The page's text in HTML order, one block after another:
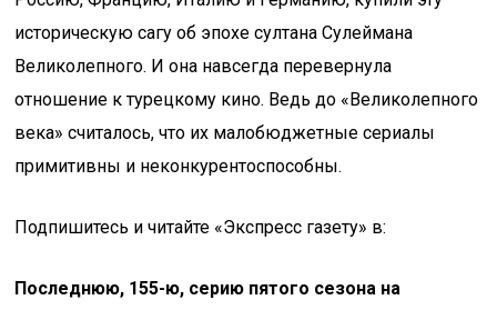
историческую сагу об эпохе султана Сулеймана
Великолепного. И она навсегда перевернула
отношение к турецкому кино. Ведь до «Великолепного
века» считалось, что их малобюджетные сериалы
примитивны и неконкурентоспособны.
Подпишитесь и читайте «Экспресс газету» в:
Последнюю, 155-ю, серию пятого сезона на